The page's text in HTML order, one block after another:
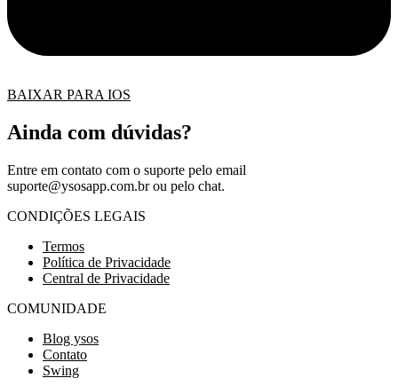
BAIXAR PARA IOS
Ainda com dúvidas?
Entre em contato com o suporte pelo email
suporte@ysosapp.com.brou pelo chat.
CONDIÇÕES LEGAIS
Termos
Política de Privacidade
Central de Privacidade
COMUNIDADE
Blog ysos
Contato
Swing